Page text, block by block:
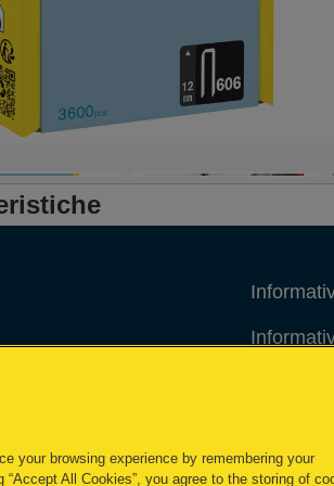
your browsing experience by remembering your
All Cookies”, you agree to the storing of